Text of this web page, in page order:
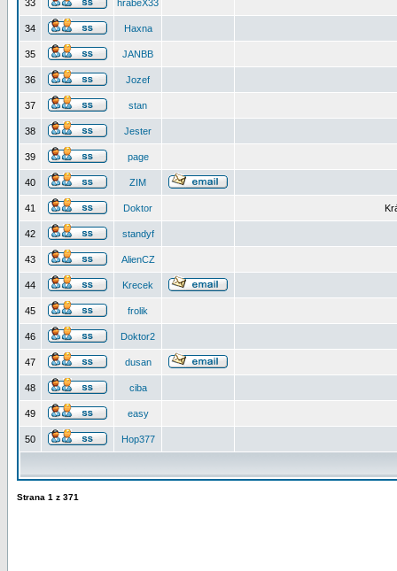
33 hrabeX33
34 Haxna
35 JANBB
36 Jozef
37 stan
38 Jester
39 page
40 ZIM
41 Doktor
42 standyf
43 AlienCZ
44 Krecek
45 frolik
46 Doktor2
47 dusan
48 ciba
49 easy
50 Hop377
Strana 1 z 371